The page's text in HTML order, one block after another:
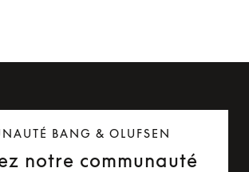
BANG & OLUFSEN
notre communauté